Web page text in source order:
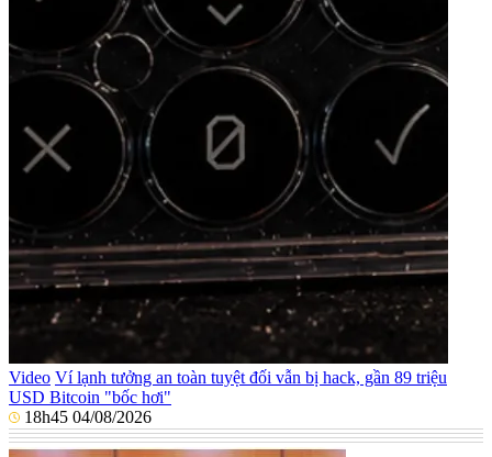
Video Ví lạnh tưởng an toàn tuyệt đối vẫn bị hack, gần 89 triệu
USD Bitcoin "bốc hơi"
18h45 04/08/2026